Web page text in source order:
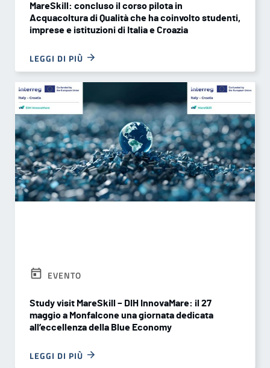
MareSkill: concluso il corso pilota in
Acquacoltura di Qualità che ha coinvolto studenti,
imprese e istituzioni di Italia e Croazia
LEGGI DI PIÙ
EVENTO
Study visit MareSkill – DIH InnovaMare: il 27
maggio a Monfalcone una giornata dedicata
all’eccellenza della Blue Economy
LEGGI DI PIÙ